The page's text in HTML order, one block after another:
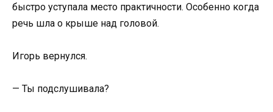
быстро уступала место практичности. Особенно когда
речь шла о крыше над головой.
Игорь вернулся.
— Ты подслушивала?